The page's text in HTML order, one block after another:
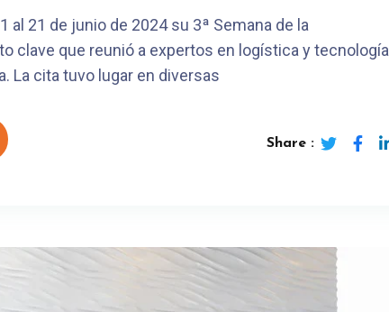
al 21 de junio de 2024 su 3ª Semana de la
clave que reunió a expertos en logística y tecnología
La cita tuvo lugar en diversas
Share :